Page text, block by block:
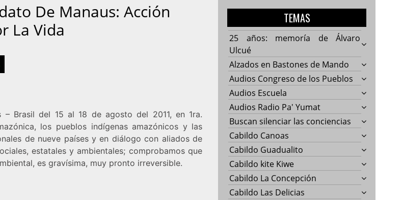
De Manaus: Acción
La Vida
– Brasil del 15 al 18 de agosto del 2011, en 1ra.
los pueblos indígenas amazónicos y las
de nueve países y en diálogo con aliados de
estatales y ambientales; comprobamos que
es gravísima, muy pronto irreversible.
TEMAS
25 años: memoría de Álvaro
Ulcué
Alzados en Bastones de Mando
Audios Congreso de los Pueblos
Audios Escuela
Audios Radio Pa' Yumat
Buscan silenciar las conciencias
Cabildo Canoas
Cabildo Guadualito
Cabildo kite Kiwe
Cabildo La Concepción
Cabildo Las Delicias